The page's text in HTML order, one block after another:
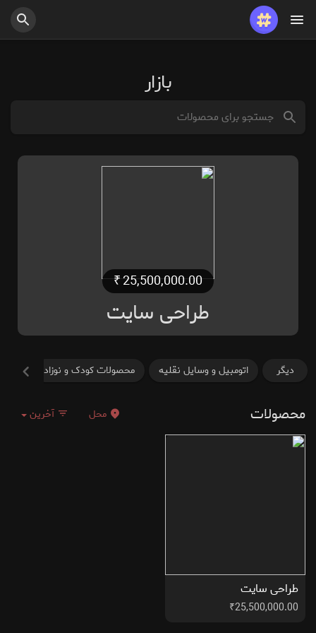
شغل ها
بازار
طراحی سایت
₹25,500,000.00
دیگر اتومبیل و وسایل نقلیه محصولات کودک و نوزاد
محصولات محل آخرین
طراحی سایت
₹25,500,000.00